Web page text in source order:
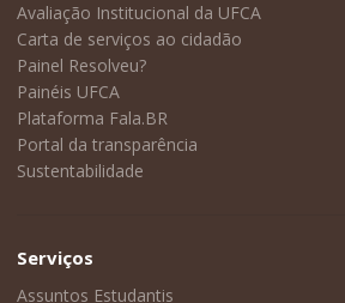
Avaliação Institucional da UFCA
Carta de serviços ao cidadão
Painel Resolveu?
Painéis UFCA
Plataforma Fala.BR
Portal da transparência
Sustentabilidade
Serviços
Assuntos Estudantis